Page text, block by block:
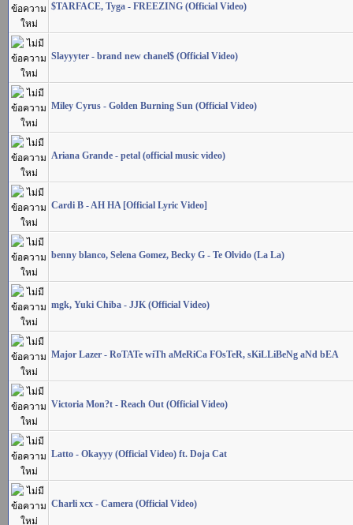
$TARFACE, Tyga - FREEZING (Official Video)
Slayyyter - brand new chanel$ (Official Video)
Miley Cyrus - Golden Burning Sun (Official Video)
Ariana Grande - petal (official music video)
Cardi B - AH HA [Official Lyric Video]
benny blanco, Selena Gomez, Becky G - Te Olvido (La La)
mgk, Yuki Chiba - JJK (Official Video)
Major Lazer - RoTATe wiTh aMeRiCa FOsTeR, sKiLLiBeNg aNd bEA
Victoria Mon?t - Reach Out (Official Video)
Latto - Okayyy (Official Video) ft. Doja Cat
Charli xcx - Camera (Official Video)